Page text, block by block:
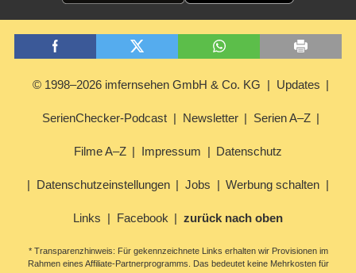
© 1998–2026 imfernsehen GmbH & Co. KG Updates
SerienChecker-Podcast Newsletter Serien A–Z
Filme A–Z Impressum Datenschutz
Datenschutzeinstellungen Jobs Werbung schalten
Links Facebook zurück nach oben
* Transparenzhinweis: Für gekennzeichnete Links erhalten wir Provisionen im
Rahmen eines Affiliate-Partnerprogramms. Das bedeutet keine Mehrkosten für